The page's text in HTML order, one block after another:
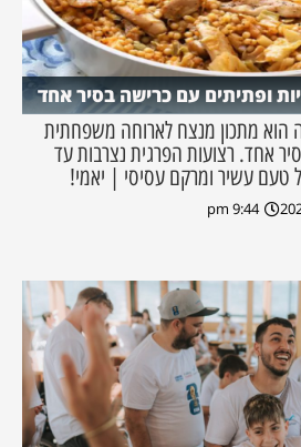
ופתיתים עם כרישה בסיר אחד
הוא מתכון מנצח לארוחה משפחתית
אחד. רצועות הפרגית נצרבות עד
טעם עשיר ומרקם עסיסי | יאמי!
9:44 pm